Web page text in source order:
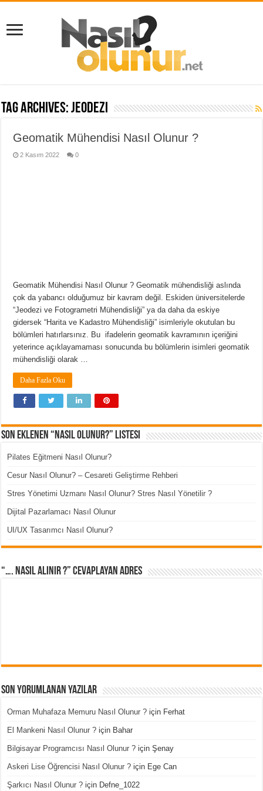
Tag Archives:jeodezi
Geomatik Mühendisi Nasıl Olunur ?
2 Kasım 2022 0
Geomatik Mühendisi Nasıl Olunur ? Geomatik mühendisliği aslında
çok da yabancı olduğumuz bir kavram değil. Eskiden üniversitelerde
“Jeodezi ve Fotogrametri Mühendisliği” ya da daha da eskiye
gidersek “Harita ve Kadastro Mühendisliği” isimleriyle okutulan bu
bölümleri hatırlarsınız. Bu ifadelerin geomatik kavramının içeriğini
yeterince açıklayamaması sonucunda bu bölümlerin isimleri geomatik
mühendisliği olarak …
Daha Fazla Oku
Son Eklenen “Nasıl Olunur?” Listesi
Pilates Eğitmeni Nasıl Olunur?
Cesur Nasıl Olunur? – Cesareti Geliştirme Rehberi
Stres Yönetimi Uzmanı Nasıl Olunur? Stres Nasıl Yönetilir ?
Dijital Pazarlamacı Nasıl Olunur
UI/UX Tasarımcı Nasıl Olunur?
“…. Nasıl Alınır ?” cevaplayan adres
Son Yorumlanan Yazılar
Orman Muhafaza Memuru Nasıl Olunur ? için Ferhat
El Mankeni Nasıl Olunur ? için Bahar
Bilgisayar Programcısı Nasıl Olunur ? içinŞenay
Askeri Lise Öğrencisi Nasıl Olunur ? için Ege Can
Şarkıcı Nasıl Olunur ? için Defne_1022